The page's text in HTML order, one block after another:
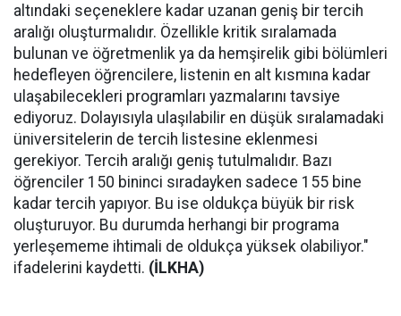
altındaki seçeneklere kadar uzanan geniş bir tercih
aralığı oluşturmalıdır. Özellikle kritik sıralamada
bulunan ve öğretmenlik ya da hemşirelik gibi bölümleri
hedefleyen öğrencilere, listenin en alt kısmına kadar
ulaşabilecekleri programları yazmalarını tavsiye
ediyoruz. Dolayısıyla ulaşılabilir en düşük sıralamadaki
üniversitelerin de tercih listesine eklenmesi
gerekiyor. Tercih aralığı geniş tutulmalıdır. Bazı
öğrenciler 150 bininci sıradayken sadece 155 bine
kadar tercih yapıyor. Bu ise oldukça büyük bir risk
oluşturuyor. Bu durumda herhangi bir programa
yerleşememe ihtimali de oldukça yüksek olabiliyor."
ifadelerini kaydetti. (İLKHA)